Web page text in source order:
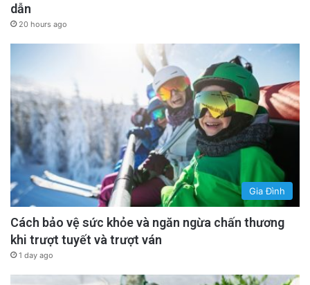
dẫn
20 hours ago
Gia Đình
Cách bảo vệ sức khỏe và ngăn ngừa chấn thương
khi trượt tuyết và trượt ván
1 day ago